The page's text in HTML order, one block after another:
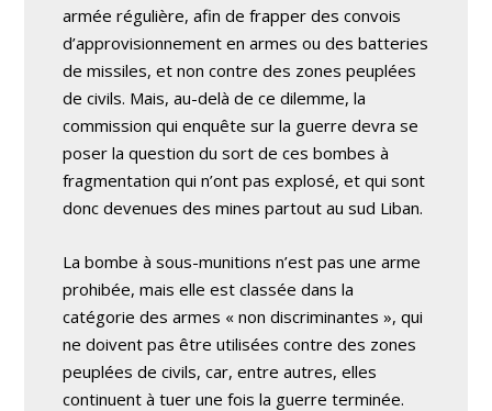
armée régulière, afin de frapper des convois
d’approvisionnement en armes ou des batteries
de missiles, et non contre des zones peuplées
de civils. Mais, au-delà de ce dilemme, la
commission qui enquête sur la guerre devra se
poser la question du sort de ces bombes à
fragmentation qui n’ont pas explosé, et qui sont
donc devenues des mines partout au sud Liban.
La bombe à sous-munitions n’est pas une arme
prohibée, mais elle est classée dans la
catégorie des armes « non discriminantes », qui
ne doivent pas être utilisées contre des zones
peuplées de civils, car, entre autres, elles
continuent à tuer une fois la guerre terminée.